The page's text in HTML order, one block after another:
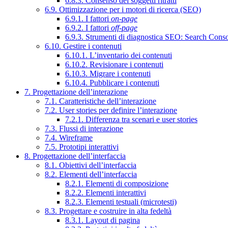
6.9. Ottimizzazione per i motori di ricerca (SEO)
6.9.1. I fattori on-page
6.9.2. I fattori off-page
6.9.3. Strumenti di diagnostica SEO: Search
6.10. Gestire i contenuti
6.10.1. L’inventario dei contenuti
6.10.2. Revisionare i contenuti
6.10.3. Migrare i contenuti
6.10.4. Pubblicare i contenuti
7. Progettazione dell’interazione
7.1. Caratteristiche dell’interazione
7.2. User stories per definire l’interazione
7.2.1. Differenza tra scenari e user stories
7.3. Flussi di interazione
7.4. Wireframe
7.5. Prototipi interattivi
8. Progettazione dell’interfaccia
8.1. Obiettivi dell’interfaccia
8.2. Elementi dell’interfaccia
8.2.1. Elementi di composizione
8.2.2. Elementi interattivi
8.2.3. Elementi testuali (microtesti)
8.3. Progettare e costruire in alta fedeltà
8.3.1. Layout di pagina